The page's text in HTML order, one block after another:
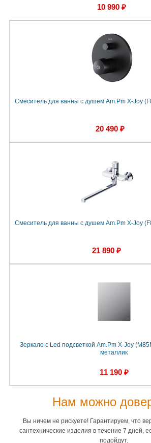
10 990 ₽
Смеситель для ванны с душем Am.Pm X-Joy
20 490 ₽
Смеситель для ванны с душем Am.Pm X-Joy
21 890 ₽
Зеркало с Led подсветкой Am.Pm X-Joy
металлик
11 190 ₽
Нам можно
Вы ничем не рискуете! Гарантируем, что
сантехнические изделия в течение 7 дней,
подойдут.